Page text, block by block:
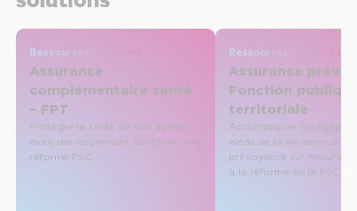
Ressources humaines
Assurance
complémentaire santé
– FPT
Protéger la santé de vos agents
avec une couverture conforme à la
réforme PSC.
Ressources humaines
Assurance
Fonction
territoriale
Accompagner les agents
aléas de la vie avec une
prévoyance sur mesure
à la réforme de la PSC.